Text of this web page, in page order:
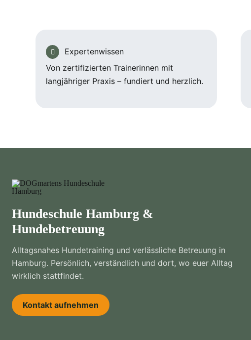
Expertenwissen
Von zertifizierten Trainerinnen mit
langjähriger Praxis – fundiert und herzlich.
Hundeschule Hamburg &
Hundebetreuung
Alltagsnahes Hundetraining und verlässliche Betreuung in
Hamburg. Persönlich, verständlich und dort, wo euer Alltag
wirklich stattfindet.
Kontakt aufnehmen